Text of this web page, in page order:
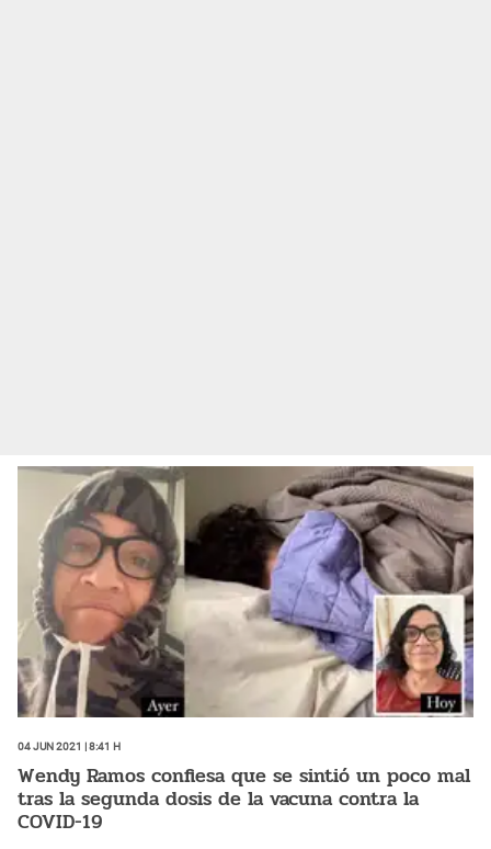
04 Jun 2021 | 8:41 h
Wendy Ramos confiesa que se sintió un poco mal
tras la segunda dosis de la vacuna contra la
COVID-19